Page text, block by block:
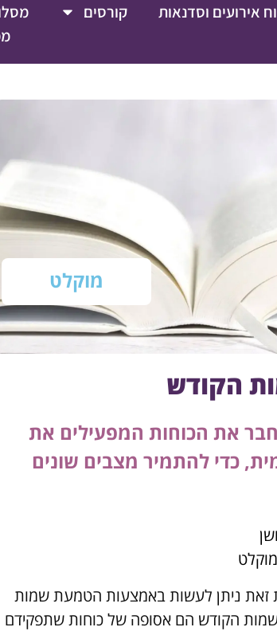
אירועים וסדנאות קורסים
מוקלט
הקודש
את הכוחות המפעילים את
כדי להתמיר מצבים שונים
זאת ניתן לעשות באמצעות הטמעת שמות
הקודש הם אסופה של כוחות שתפקידם